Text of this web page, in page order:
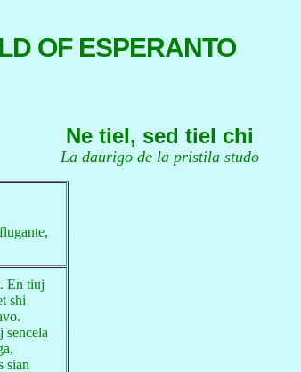
OF ESPERANTO
Ne tiel, sed tiel chi
La daurigo de la pristila studo
En tiuj
shi
sencela
sian